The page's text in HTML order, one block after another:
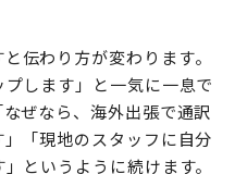
伝わり方が変わります。
プします」と一気に一息で
ぜなら、海外出張で通訳
「現地のスタッフに自分
というように続けます。